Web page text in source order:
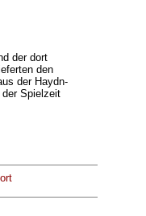
der dort
den
der Haydn-
Spielzeit